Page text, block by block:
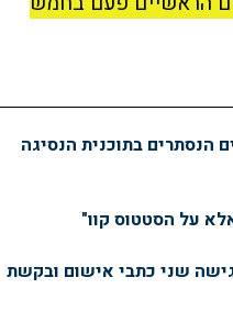
הנסתרים בתוכנית הנסיגה
על הסטטוס קוו"
שני כתבי אישום ובקשת